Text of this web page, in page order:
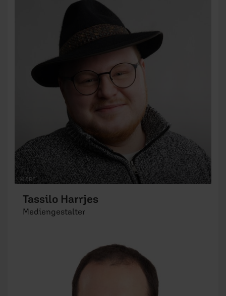
© ERF
Tassilo Harrjes
Mediengestalter